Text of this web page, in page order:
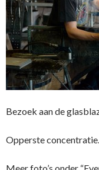
Bezoek aan de
Opperste concentratie.